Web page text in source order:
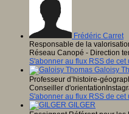
Frédéric Carret
Responsable de la
Réseau Canopé - Direction
S'abonner au flux RSS de cet
Galoisy
Professeur d’histoire-
Conseiller
S'abonner au flux RSS de cet
GILGER